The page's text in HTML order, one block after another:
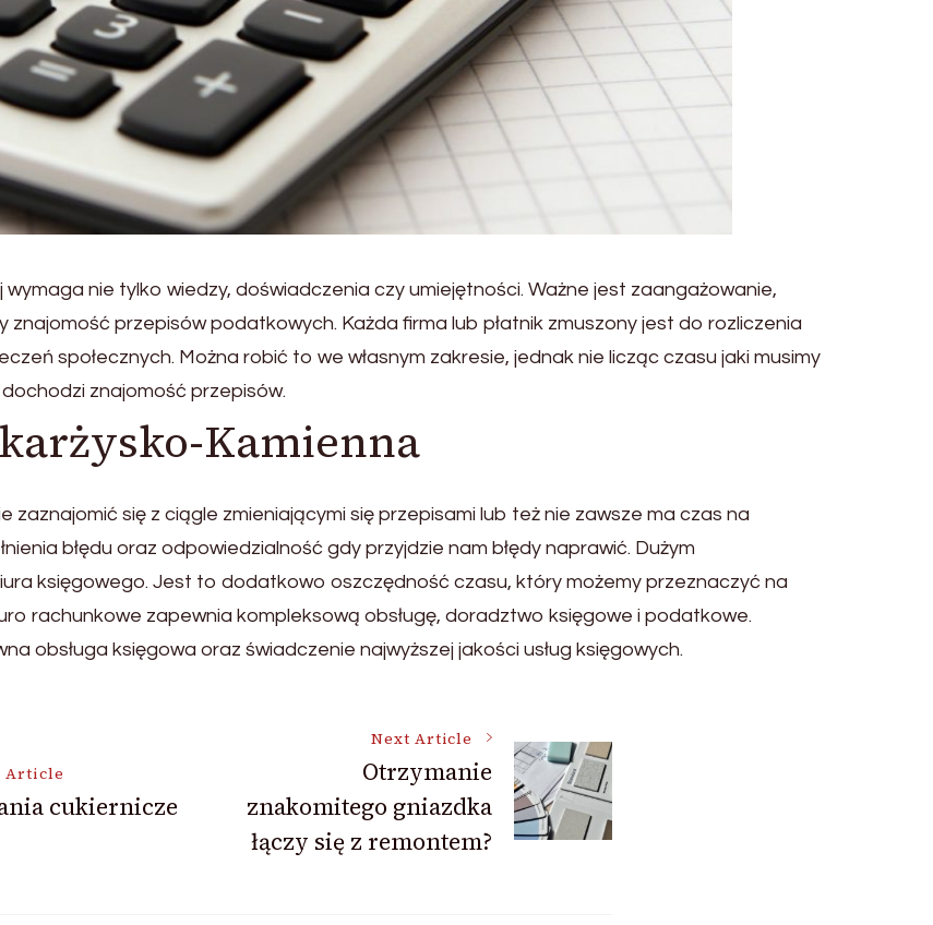
wymaga nie tylko wiedzy, doświadczenia czy umiejętności. Ważne jest zaangażowanie,
przepisów podatkowych. Każda firma lub płatnik zmuszony jest do rozliczenia
społecznych. Można robić to we własnym zakresie, jednak nie licząc czasu jaki musimy
znajomość przepisów.
Kamienna
się z ciągle zmieniającymi się przepisami lub też nie zawsze ma czas na
błędu oraz odpowiedzialność gdy przyjdzie nam błędy naprawić. Dużym
księgowego. Jest to dodatkowo oszczędność czasu, który możemy przeznaczyć na
rachunkowe zapewnia kompleksową obsługę, doradztwo księgowe i podatkowe.
obsługa księgowa oraz świadczenie najwyższej jakości usług księgowych.
Article
cukiernicze
Next Article
Otrzymanie
znakomitego gniazdka
łączy się z remontem?